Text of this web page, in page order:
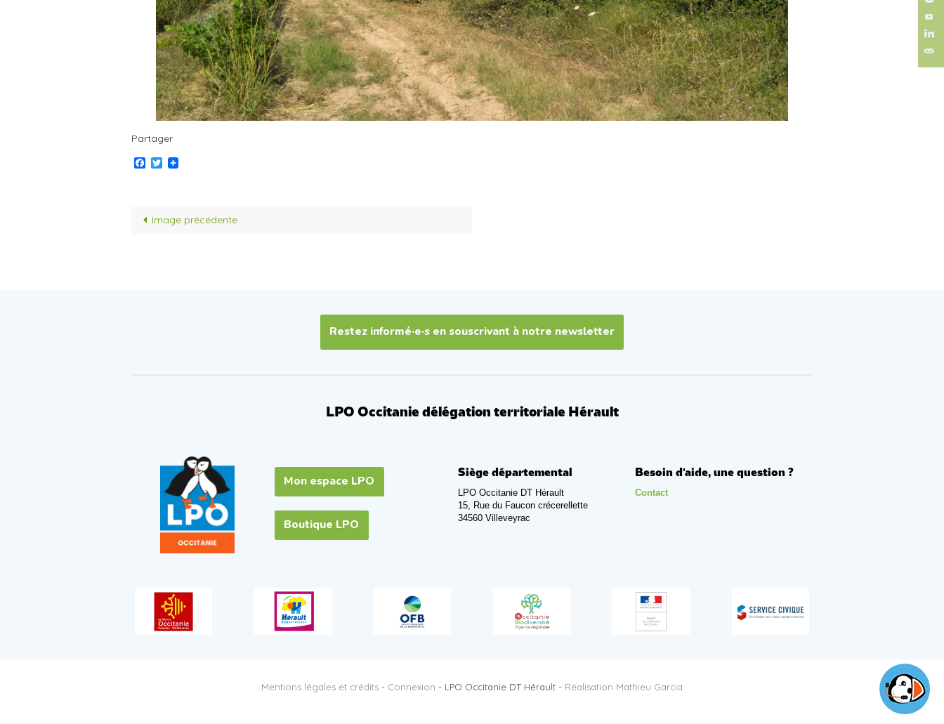
Partager
Facebook
Twitter
Image précédente
Restez informé·e·s en souscrivant à notre newsletter
LPO Occitanie délégation territoriale Hérault
Mon espace LPO
Boutique LPO
Siège départemental
LPO Occitanie DT Hérault
15, Rue du Faucon crécerellette
34560 Villeveyrac
Besoin d'aide, une question ?
Contact
Mentions légales et crédits - Connexion - LPO Occitanie DT Hérault - Réalisation Mathieu Garcia